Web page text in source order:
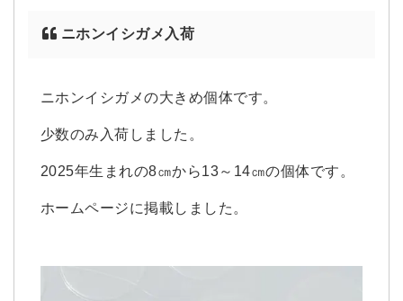
ニホンイシガメ入荷
ニホンイシガメの大きめ個体です。
少数のみ入荷しました。
2025年生まれの8㎝から13～14㎝の個体です。
ホームページに掲載しました。